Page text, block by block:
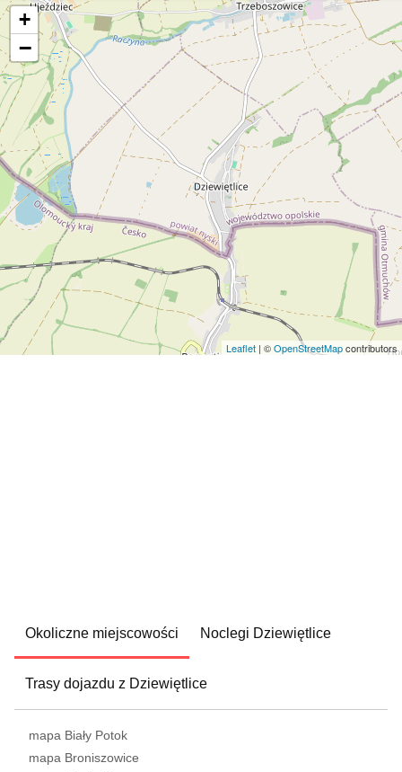
+
−
Leaflet | ©OpenStreetMapcontributors
Okoliczne miejscowości Noclegi Dziewiętlice
Trasy dojazdu z Dziewiętlice
mapa Biały Potok
mapa Broniszowice